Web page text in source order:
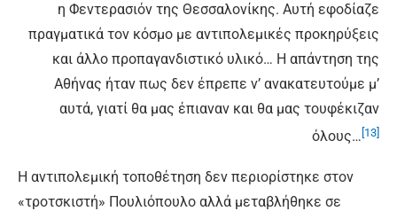
η Φεντερασιόν της Θεσσαλονίκης. Αυτή εφοδίαζε
πραγματικά τον κόσμο με αντιπολεμικές προκηρύξεις
και άλλο προπαγανδιστικό υλικό… Η απάντηση της
Αθήνας ήταν πως δεν έπρεπε ν’ ανακατευτούμε μ’
αυτά, γιατί θα μας έπιαναν και θα μας τουφέκιζαν
όλους… [13]
Η αντιπολεμική τοποθέτηση δεν περιορίστηκε στον
«τροτσκιστή» Πουλιόπουλο αλλά μεταβλήθηκε σε